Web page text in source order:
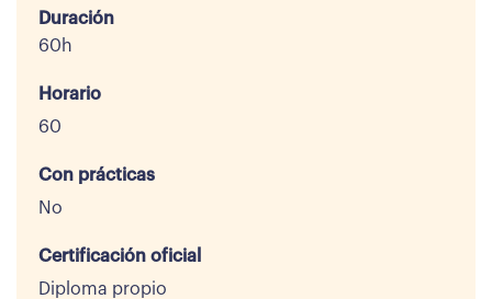
Duración
60h
Horario
60
Con prácticas
No
Certificación oficial
Diploma propio